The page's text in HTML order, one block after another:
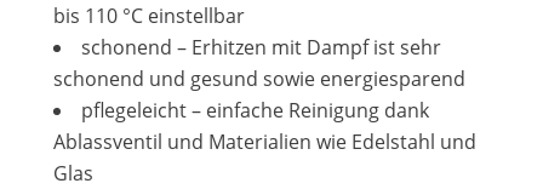
bis 110 °C einstellbar
schonend – Erhitzen mit Dampf ist sehr
schonend und gesund sowie energiesparend
pflegeleicht – einfache Reinigung dank
Ablassventil und Materialien wie Edelstahl und
Glas